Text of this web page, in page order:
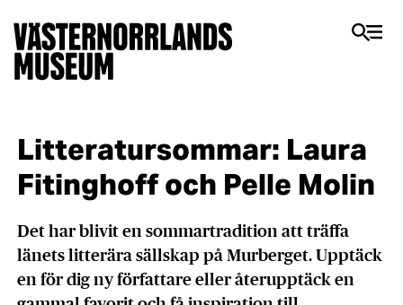
Litteratursommar: Laura
Fitinghoff och Pelle Molin
Det har blivit en sommartradition att träffa
länets litterära sällskap på Murberget. Upptäck
en för dig ny författare eller återupptäck en